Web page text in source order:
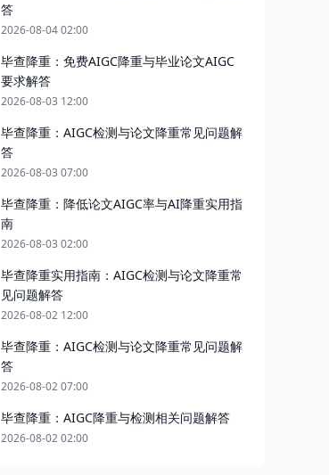
答
2026-08-04 02:00
毕查降重：免费AIGC降重与毕业论文AIGC
要求解答
2026-08-03 12:00
毕查降重：AIGC检测与论文降重常见问题解
答
2026-08-03 07:00
毕查降重：降低论文AIGC率与AI降重实用指
南
2026-08-03 02:00
毕查降重实用指南：AIGC检测与论文降重常
见问题解答
2026-08-02 12:00
毕查降重：AIGC检测与论文降重常见问题解
答
2026-08-02 07:00
毕查降重：AIGC降重与检测相关问题解答
2026-08-02 02:00